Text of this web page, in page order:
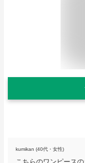
kumikan (40代・女性)